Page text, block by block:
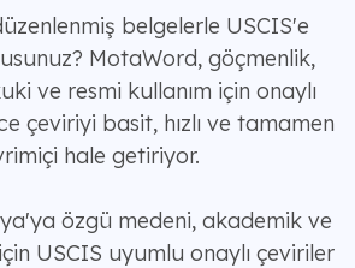
belgelerle USCIS'e
MotaWord, göçmenlik,
ve resmi kullanım için onaylı
çeviriyi basit, hızlı ve tamamen
hale getiriyor.
özgü medeni, akademik ve
USCIS uyumlu onaylı çeviriler